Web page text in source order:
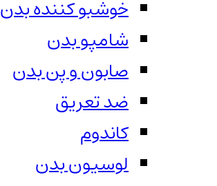
خوشبو کننده بدن
شامپو بدن
صابون و پن بدن
ضد تعریق
کاندوم
لوسیون بدن